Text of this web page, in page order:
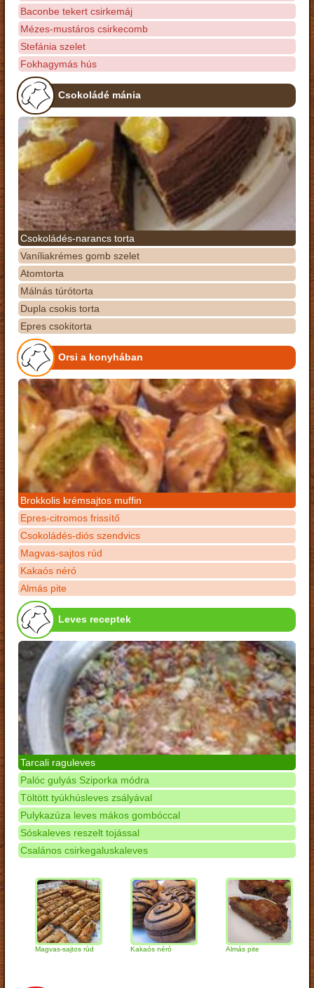
Baconbe tekert csirkemáj
Mézes-mustáros csirkecomb
Stefánia szelet
Fokhagymás hús
Csokoládé mánia
Csokoládés-narancs torta
Vaníliakrémes gomb szelet
Atomtorta
Málnás túrótorta
Dupla csokis torta
Epres csokitorta
Orsi a konyhában
Brokkolis krémsajtos muffin
Epres-citromos frissítő
Csokoládés-diós szendvics
Magvas-sajtos rúd
Kakaós néró
Almás pite
Leves receptek
Tarcali raguleves
Palóc gulyás Sziporka módra
Töltött tyúkhúsleves zsályával
Pulykazúza leves mákos gombóccal
Sóskaleves reszelt tojással
Csalános csirkegaluskaleves
Magvas-sajtos rúd Kakaós néró Almás pite